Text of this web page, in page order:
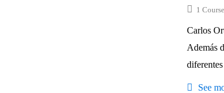
1 Course
Carlos
Además
See